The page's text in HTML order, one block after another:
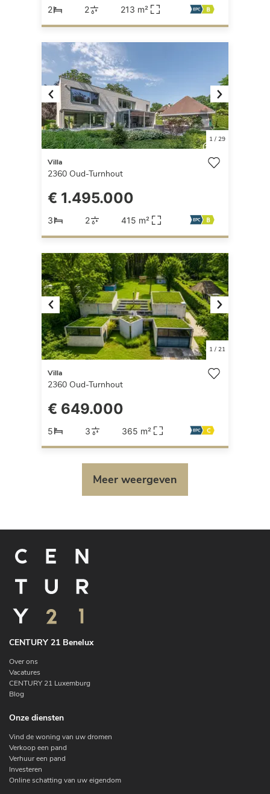
2 2 213 m²
Previous Next
1/ 29
Villa
2360 Oud-Turnhout
€ 1.495.000
3 2 415 m²
Previous Next
1/ 21
Villa
2360 Oud-Turnhout
€ 649.000
5 3 365 m²
Meer weergeven
CENTURY 21 Benelux
Over ons
Vacatures
CENTURY 21 Luxemburg
Blog
Onze diensten
Vind de woning van uw dromen
Verkoop een pand
Verhuur een pand
Investeren
Online schatting van uw eigendom